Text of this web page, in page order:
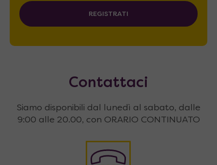
REGISTRATI
Contattaci
Siamo disponibili dal lunedì al sabato, dalle
9:00 alle 20.00, con ORARIO CONTINUATO